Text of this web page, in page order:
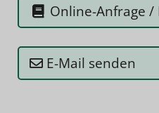
Online-Anfrage
E-Mail senden